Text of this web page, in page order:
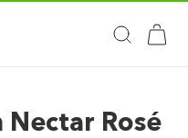
Rosé